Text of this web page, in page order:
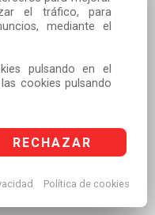
el tráfico, para
mediante el
pulsando en el
cookies pulsando
RECHAZAR
Política de cookies